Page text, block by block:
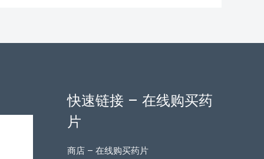
快速链接 – 在线购买药
片
商店 – 在线购买药片